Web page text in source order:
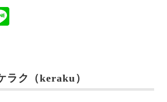
ラク（keraku）